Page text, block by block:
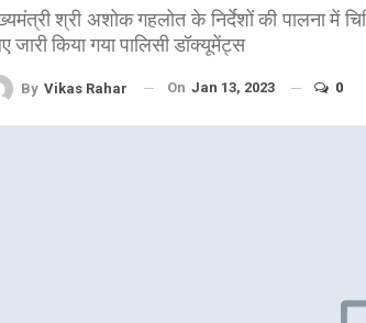
श्री अशोक गहलोत के निर्देशों की पालना में
जारी किया गया पालिसी डॉक्यूमेंट्स
By Vikas Rahar On Jan 13, 2023 0